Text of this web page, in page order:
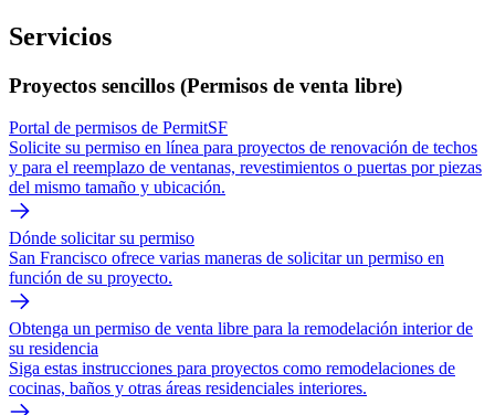
Servicios
Proyectos sencillos (Permisos de venta libre)
Portal de permisos de PermitSF
Solicite su permiso en línea para proyectos de renovación de techos
y para el reemplazo de ventanas, revestimientos o puertas por piezas
del mismo tamaño y ubicación.
Dónde solicitar su permiso
San Francisco ofrece varias maneras de solicitar un permiso en
función de su proyecto.
Obtenga un permiso de venta libre para la remodelación interior de
su residencia
Siga estas instrucciones para proyectos como remodelaciones de
cocinas, baños y otras áreas residenciales interiores.